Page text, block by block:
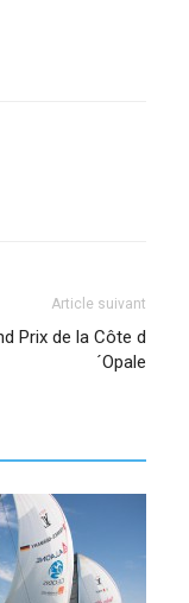
Article suivant
Prix de la Côte d
´Opale